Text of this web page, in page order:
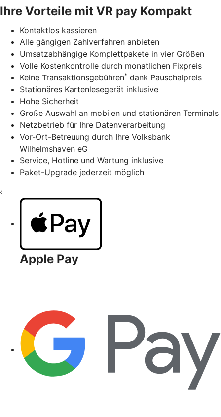
Ihre Vorteile mit VR pay Kompakt
Kontaktlos kassieren
Alle gängigen Zahlverfahren anbieten
Umsatzabhängige Komplettpakete in vier Größen
Volle Kostenkontrolle durch monatlichen Fixpreis
Keine Transaktionsgebühren* dank Pauschalpreis
Stationäres Kartenlesegerät inklusive
Hohe Sicherheit
Große Auswahl an mobilen und stationären Terminals
Netzbetrieb für Ihre Datenverarbeitung
Vor-Ort-Betreuung durch Ihre Volksbank
Wilhelmshaven eG
Service, Hotline und Wartung inklusive
Paket-Upgrade jederzeit möglich
‹
Apple Pay